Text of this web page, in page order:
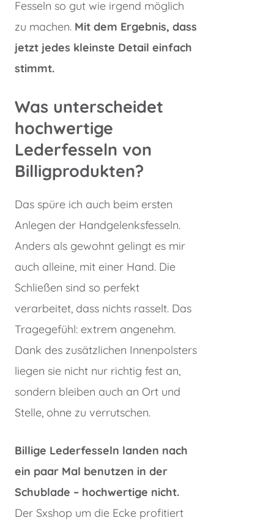
Fesseln so gut wie irgend möglich
zu machen. Mit dem Ergebnis, dass
jetzt jedes kleinste Detail einfach
stimmt.
Was unterscheidet
hochwertige
Lederfesseln von
Billigprodukten?
Das spüre ich auch beim ersten
Anlegen der Handgelenksfesseln.
Anders als gewohnt gelingt es mir
auch alleine, mit einer Hand. Die
Schließen sind so perfekt
verarbeitet, dass nichts rasselt. Das
Tragegefühl: extrem angenehm.
Dank des zusätzlichen Innenpolsters
liegen sie nicht nur richtig fest an,
sondern bleiben auch an Ort und
Stelle, ohne zu verrutschen.
Billige Lederfesseln landen nach
ein paar Mal benutzen in der
Schublade – hochwertige nicht.
Der Sxshop um die Ecke profitiert